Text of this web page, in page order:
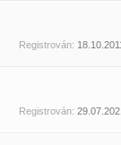
Registrován:
Registrován: